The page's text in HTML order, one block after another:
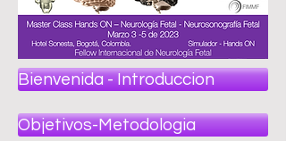
Bienvenida - Introduccion
Objetivos-Metodologia